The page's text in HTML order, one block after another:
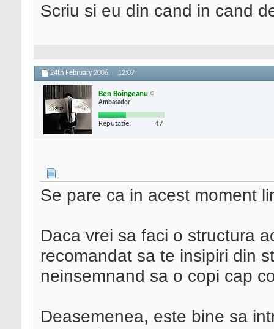
Scriu si eu din cand in cand
24th February 2006, 12:07
Ben Boingeanu
Ambasador
Reputatie: 47
Se pare ca in acest moment
Daca vrei sa faci o structura
recomandat sa te insipiri din
neinsemnand sa o copi cap
Deasemenea, este bine sa